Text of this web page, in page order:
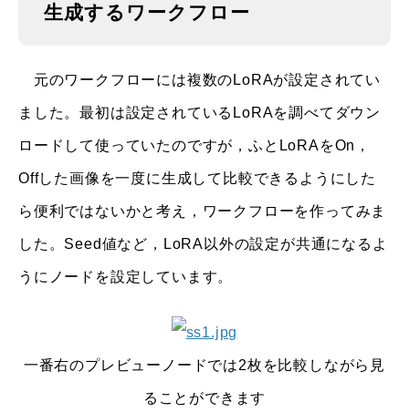
生成するワークフロー
元のワークフローには複数のLoRAが設定されてい
ました。最初は設定されているLoRAを調べてダウン
ロードして使っていたのですが，ふとLoRAをOn，
Offした画像を一度に生成して比較できるようにした
ら便利ではないかと考え，ワークフローを作ってみま
した。Seed値など，LoRA以外の設定が共通になるよ
うにノードを設定しています。
一番右のプレビューノードでは2枚を比較しながら見
ることができます